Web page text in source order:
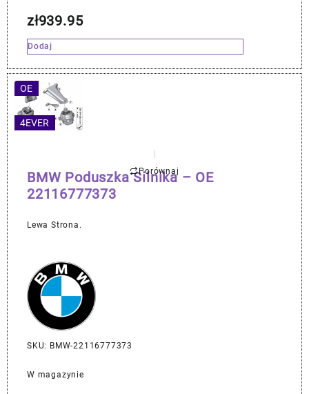
zł939.95
Dodaj
OE
4EVER
Porównaj
BMW Poduszka Silnika – OE
22116777373
Lewa Strona.
SKU: BMW-22116777373
W magazynie